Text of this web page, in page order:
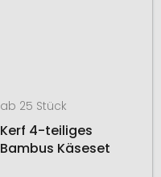
ab 25 Stück
Kerf 4-teiliges
Bambus Käseset